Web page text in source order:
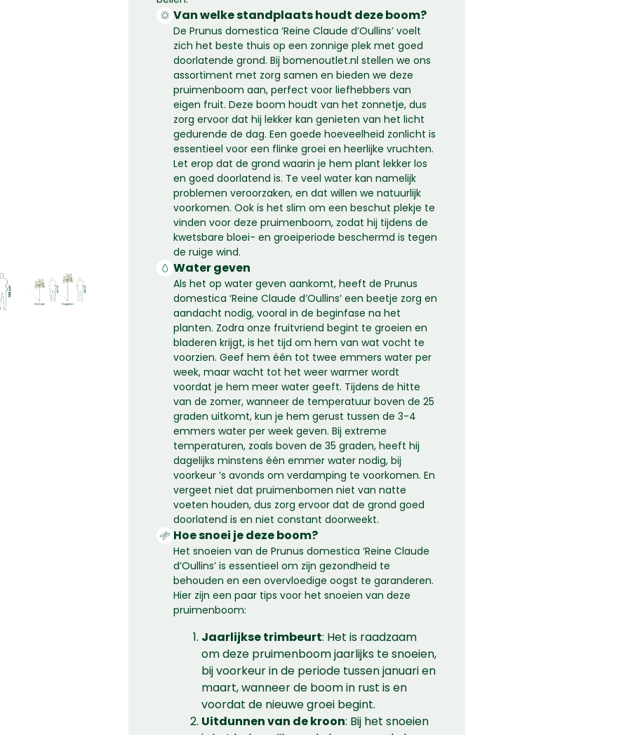
Van welke standplaats houdt deze boom?
De Prunus domestica ‘Reine Claude d’Oullins’ voelt
zich het beste thuis op een zonnige plek met goed
doorlatende grond. Bij bomenoutlet.nl stellen we ons
assortiment met zorg samen en bieden we deze
pruimenboom aan, perfect voor liefhebbers van
eigen fruit. Deze boom houdt van het zonnetje, dus
zorg ervoor dat hij lekker kan genieten van het licht
gedurende de dag. Een goede hoeveelheid zonlicht is
essentieel voor een flinke groei en heerlijke vruchten.
Let erop dat de grond waarin je hem plant lekker los
en goed doorlatend is. Te veel water kan namelijk
problemen veroorzaken, en dat willen we natuurlijk
voorkomen. Ook is het slim om een beschut plekje te
vinden voor deze pruimenboom, zodat hij tijdens de
kwetsbare bloei- en groeiperiode beschermd is tegen
de ruige wind.
Water geven
Als het op water geven aankomt, heeft de Prunus
domestica ‘Reine Claude d’Oullins’ een beetje zorg en
aandacht nodig, vooral in de beginfase na het
planten. Zodra onze fruitvriend begint te groeien en
bladeren krijgt, is het tijd om hem van wat vocht te
voorzien. Geef hem één tot twee emmers water per
week, maar wacht tot het weer warmer wordt
voordat je hem meer water geeft. Tijdens de hitte
van de zomer, wanneer de temperatuur boven de 25
graden uitkomt, kun je hem gerust tussen de 3-4
emmers water per week geven. Bij extreme
temperaturen, zoals boven de 35 graden, heeft hij
dagelijks minstens één emmer water nodig, bij
voorkeur ’s avonds om verdamping te voorkomen. En
vergeet niet dat pruimenbomen niet van natte
voeten houden, dus zorg ervoor dat de grond goed
doorlatend is en niet constant doorweekt.
Hoe snoei je deze boom?
Het snoeien van de Prunus domestica ‘Reine Claude
d’Oullins’ is essentieel om zijn gezondheid te
behouden en een overvloedige oogst te garanderen.
Hier zijn een paar tips voor het snoeien van deze
pruimenboom:
Jaarlijkse trimbeurt: Het is raadzaam
om deze pruimenboom jaarlijks te snoeien,
bij voorkeur in de periode tussen januari en
maart, wanneer de boom in rust is en
voordat de nieuwe groei begint.
Uitdunnen van de kroon: Bij het snoeien